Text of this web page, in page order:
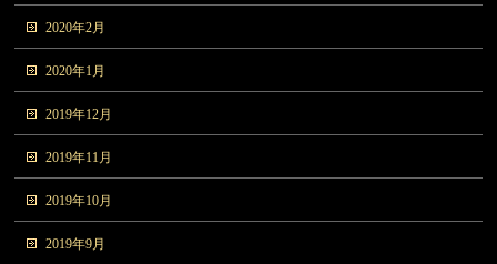
2020年2月
2020年1月
2019年12月
2019年11月
2019年10月
2019年9月